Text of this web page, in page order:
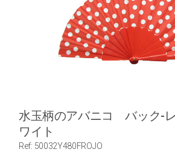
水玉柄のアバニコ バック-
ワイト
Ref: 50032Y480FROJO